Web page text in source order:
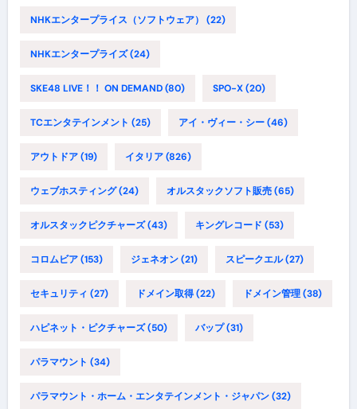
NHKエンタープライス（ソフトウェア） (22)
NHKエンタープライズ(24)
SKE48 LIVE！！ ON DEMAND(80) SPO-X(20)
TCエンタテインメント (25) アイ・ヴィー・シー(46)
アウトドア(19) イタリア(826)
ウェブホスティング(24) オルスタックソフト販売(65)
オルスタックピクチャーズ(43) キングレコード (53)
コロムビア(153) ジェネオン(21) スピークエル(27)
セキュリティ (27) ドメイン取得(22) ドメイン管理(38)
ハピネット・ピクチャーズ(50) バップ(31)
パラマウント (34)
パラマウント・ホーム・エンタテインメント・ジャパン(32)